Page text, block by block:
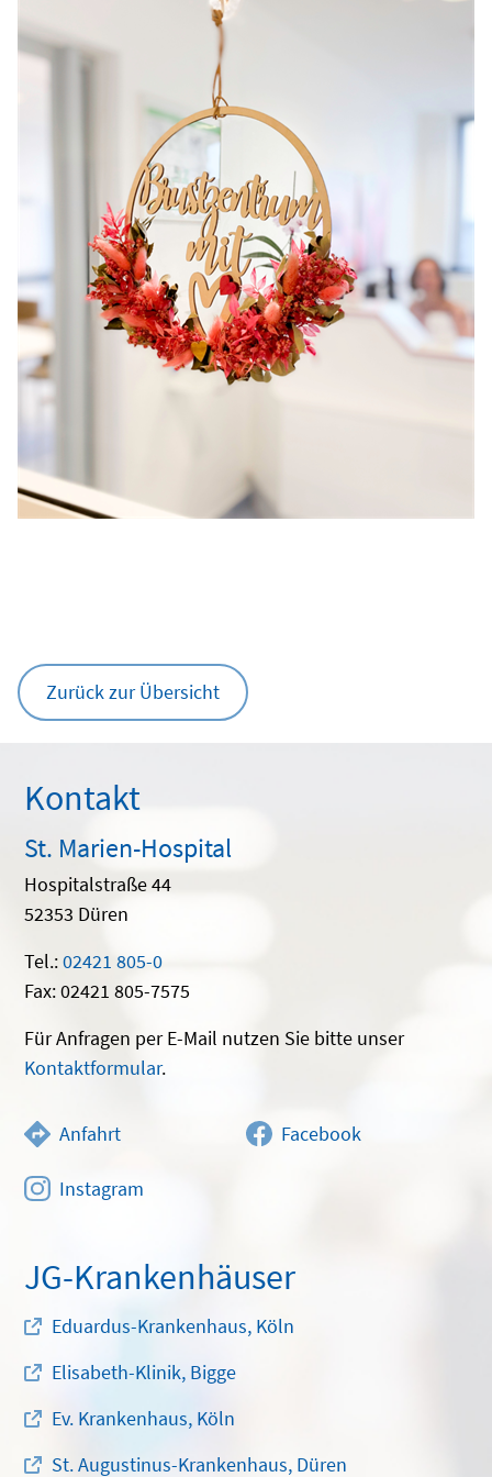
Zurück zur Übersicht
Kontakt
St. Marien-Hospital
Hospitalstraße 44
52353 Düren
Tel.:02421 805-0
Fax: 02421 805-7575
Für Anfragen per E-Mail nutzen Sie bitte unser
Kontaktformular.
Anfahrt Facebook
Instagram
JG-Krankenhäuser
Eduardus-Krankenhaus, Köln
Elisabeth-Klinik, Bigge
Ev. Krankenhaus, Köln
St. Augustinus-Krankenhaus, Düren